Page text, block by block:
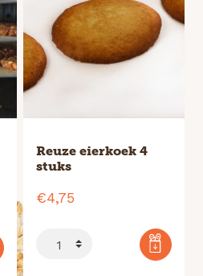
Reuze eierkoek 4
stuks
€4,75